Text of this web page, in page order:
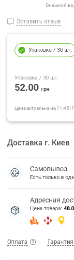
Внешний
Оставить отзыв
Упаковка / 30 шт.
Упаковка / 30 шт.
52.00 грн
Цена актуальна на 11:45 |
Доставка г. Киев
Самовывоз
Есть только в
Адресная
Цена товара:
Оплата Гарантия